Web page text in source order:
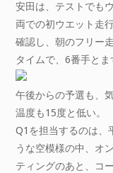
安田は、テストでも
両での初ウエット走
確認し、朝のフリー
タイムで、6番手とま
午後からの予選も、
温度も15度と低い。
Q1を担当するのは、
うな空模様の中、オ
ティングのあと、コー